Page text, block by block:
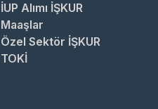
İUP Alımı İŞKUR
Maaşlar
Özel Sektör İŞKUR
TOKİ